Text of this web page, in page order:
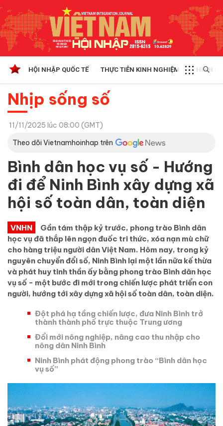
HỘI NHẬP QUỐC TẾ THỰC TIỄN KINH NGHIỆM CHÍNH
Nhịp sống số
11/11/2025 lúc 08:00 (GMT)
Theo dõi Vietnamhoinhap trên
Bình dân học vụ số - Hướng
đi để Ninh Bình xây dựng xã
hội số toàn dân, toàn diện
VNHN
Gần tám thập kỷ trước, phong trào Bình dân
học vụ đã thắp lên ngọn đuốc tri thức, xóa nạn mù chữ
cho hàng triệu người dân Việt Nam. Hôm nay, trong kỷ
nguyên chuyển đổi số, Ninh Bình lại một lần nữa kế thừa
và phát huy tinh thần ấy bằng phong trào Bình dân học
vụ số - một bước đi mới trong chiến lược phát triển con
người, hướng tới xây dựng xã hội số toàn dân, toàn diện.
Đột phá hạ tầng chiến lược, đưa Ninh Bình trở
thành thành phố trực thuộc Trung ương
Đổi mới nông nghiệp, nâng cao thu nhập cho
nông dân Ninh Bình
Ninh Bình phát động phong trào “Bình dân học
vụ số”